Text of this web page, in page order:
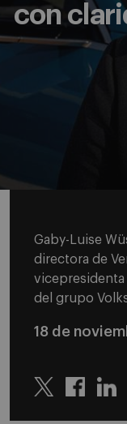
con
Gaby-Luise
directora de
vicepresidenta
del grupo
18 de
Twitter